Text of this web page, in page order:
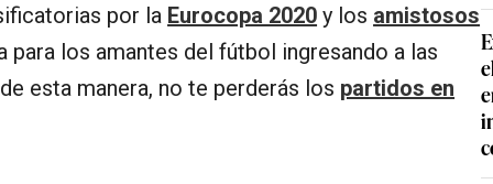
por la Eurocopa 2020 y los amistosos
para los amantes del fútbol ingresando a las
esta manera, no te perderás los partidos en